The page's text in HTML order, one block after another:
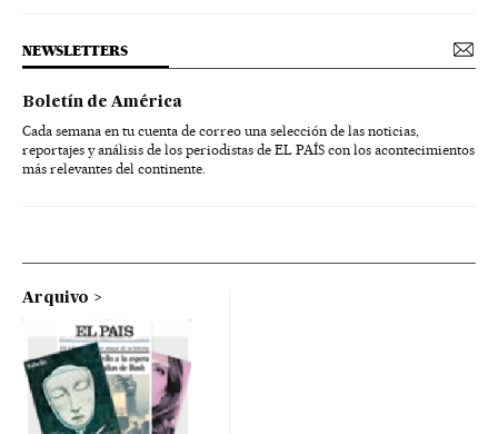
NEWSLETTERS
Boletín de América
Cada semana en tu cuenta de correo una selección de las noticias,
reportajes y análisis de los periodistas de EL PAÍS con los acontecimientos
más relevantes del continente.
Arquivo